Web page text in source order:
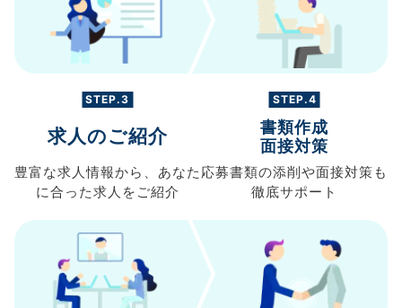
STEP.3
求人のご紹介
豊富な求人情報から、 あなた
に合った求人を ご紹介
STEP.4
書類作成
面接対策
応募書類の添削や面接対策も
徹底サポート